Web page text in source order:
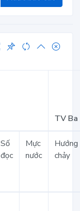
TV
Số
đọc
Mực
nước
Hướng
chảy